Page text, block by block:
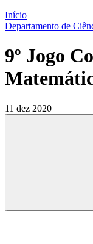
Início
Departamento de
9º Jogo
11 dez 2020